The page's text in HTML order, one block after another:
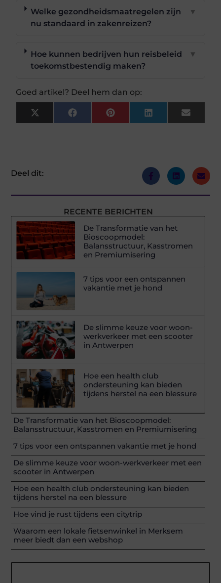
Welke gezondheidsmaatregelen zijn
nu standaard in zakenreizen?
▼
Hoe kunnen bedrijven hun reisbeleid
toekomstbestendig maken?
▼
Goed artikel? Deel hem dan op:
X
(Twitter)
FacebookPinterestLinkedInEmail
Deel dit:
RECENTE BERICHTEN
De Transformatie van het
Bioscoopmodel:
Balansstructuur, Kasstromen
en Premiumisering
7 tips voor een ontspannen
vakantie met je hond
De slimme keuze voor woon-
werkverkeer met een scooter
in Antwerpen
Hoe een health club
ondersteuning kan bieden
tijdens herstel na een blessure
De Transformatie van het Bioscoopmodel:
Balansstructuur, Kasstromen en Premiumisering
7 tips voor een ontspannen vakantie met je hond
De slimme keuze voor woon-werkverkeer met een
scooter in Antwerpen
Hoe een health club ondersteuning kan bieden
tijdens herstel na een blessure
Hoe vind je rust tijdens een citytrip
Waarom een lokale fietsenwinkel in Merksem
meer biedt dan een webshop